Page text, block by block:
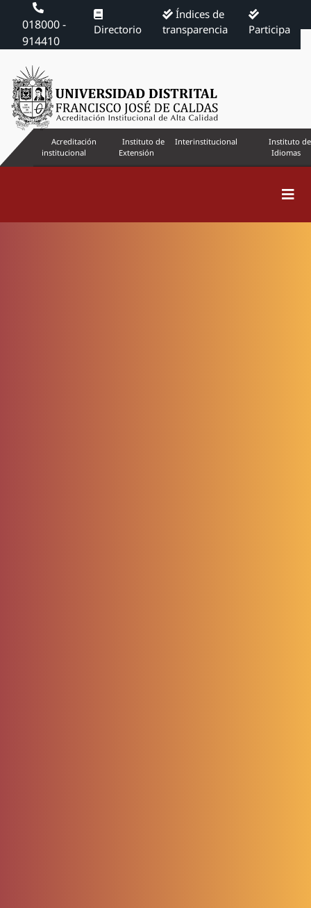
018000 -
914410
Directorio
Índices de
transparencia
Participa
Acreditación
institucional
Instituto de
Extensión
Interinstitucional
Instituto de
Idiomas